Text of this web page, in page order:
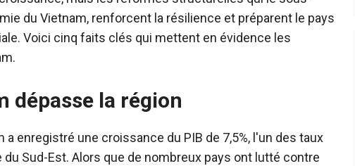
du Vietnam, renforcent la résilience et préparent le pays
Voici cinq faits clés qui mettent en évidence les
dépasse la région
enregistré une croissance du PIB de 7,5%, l'un des taux
Sud-Est. Alors que de nombreux pays ont lutté contre